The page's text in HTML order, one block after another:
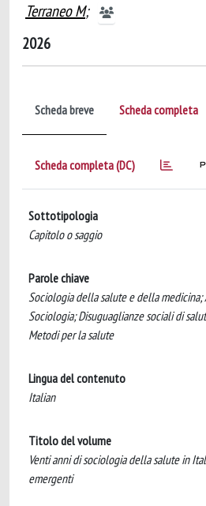
Terraneo M;
2026
Scheda breve Scheda completa
Scheda completa (DC)
Sottotipologia
Capitolo o saggio
Parole chiave
Sociologia della salute e della medicina;
Sociologia; Disuguaglianze sociali di
Metodi per la salute
Lingua del contenuto
Italian
Titolo del volume
Venti anni di sociologia della salute in
emergenti